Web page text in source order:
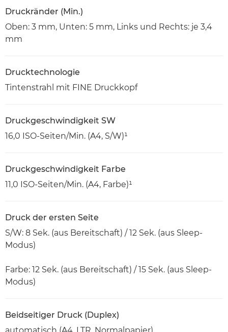
Druckränder (Min.)
Oben: 3 mm, Unten: 5 mm, Links und Rechts: je 3,4
mm
Drucktechnologie
Tintenstrahl mit FINE Druckkopf
Druckgeschwindigkeit SW
16,0 ISO-Seiten/Min. (A4, S/W)¹
Druckgeschwindigkeit Farbe
11,0 ISO-Seiten/Min. (A4, Farbe)¹
Druck der ersten Seite
S/W: 8 Sek. (aus Bereitschaft) / 12 Sek. (aus Sleep-
Modus)
Farbe: 12 Sek. (aus Bereitschaft) / 15 Sek. (aus Sleep-
Modus)
Beidseitiger Druck (Duplex)